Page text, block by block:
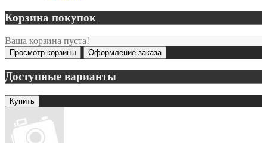
Корзина покупок
Ваша корзина пуста!
Просмотр корзины Оформление заказа
Доступные варианты